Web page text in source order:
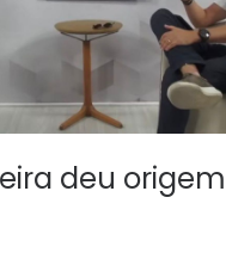
deu